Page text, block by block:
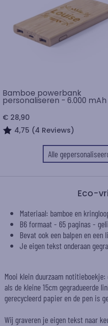
Bamboe powerbank
personaliseren - 6.000 mAh
€ 28,90
4,75 (4 Reviews)
Alle
Eco-
Materiaal: bamboe en
B6 formaat - 65 paginas -
Bevat ook een balpen en een
Je eigen tekst onderaan
Mooi klein duurzaam
als de kleine 15cm gegradueerde
gerecycleerd papier en de pen is
Wij graveren je eigen tekst naar